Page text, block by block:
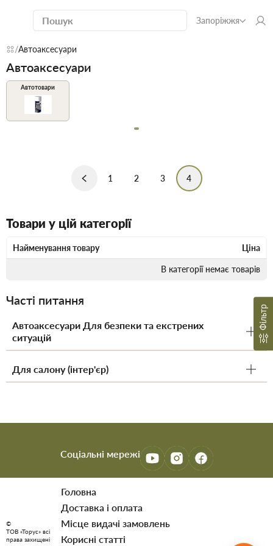
Запоріжжя
Автоаксесуари
Автоаксесуари
Автотовари
1 2 3 4
Фільтр
Товари у цій категорії
Найменування товару Ціна
В категорії немає товарів
Часті питання
Автоаксесуари Для безпеки та екстрених
ситуацій
Для салону (інтер'єр)
Соціальні мережі
©
ТОВ «Торус» всі
права захищені
Головна
Доставка і оплата
Мiсце видачi замовлень
Корисні статті